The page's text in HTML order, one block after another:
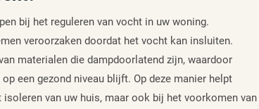
bij het reguleren van vocht in uw woning.
veroorzaken doordat het vocht kan insluiten.
materialen die dampdoorlatend zijn, waardoor
een gezond niveau blijft. Op deze manier helpt
van uw huis, maar ook bij het voorkomen van